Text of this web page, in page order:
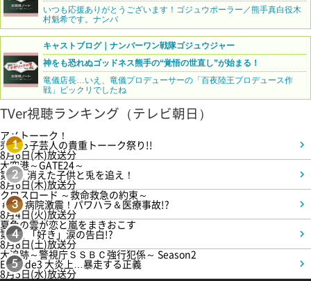
いつも応援ありがとうございます！ゴジュウポーラー／熊手真白役木
村魁希です。ナンバ
キャストブログ｜ナンバーワン戦隊ゴジュウジャー
神をも恐れぬゴッドネス熊手の“覚悟の世直し”が始まる！
竜儀店長…いえ、竜儀プロデューサーの「百夜陸王プロデュース作
戦」ビックリでしたね
TVer視聴ランキング（テレビ朝日）
1
アメトーーク！
売れっ子芸人の貴重トーーク祭り!!
8月6日(木)放送分
2
大空港～GATE24～
第3話 消えた子供と兎を追え！
8月6日(木)放送分
3
クロスロード ～救命救急の約束～
＃5 病院激震！パワハラ＆医療事故!?
8月4日(火)放送分
4
夏色の雲が恋と嵐をまきおこす
第5話 「好き」涙の告白!?
8月8日(土)放送分
5
大追跡～警視庁ＳＳＢＣ強行犯係～ Season2
Episode3 大炎上…暴走する正義
8月5日(水)放送分